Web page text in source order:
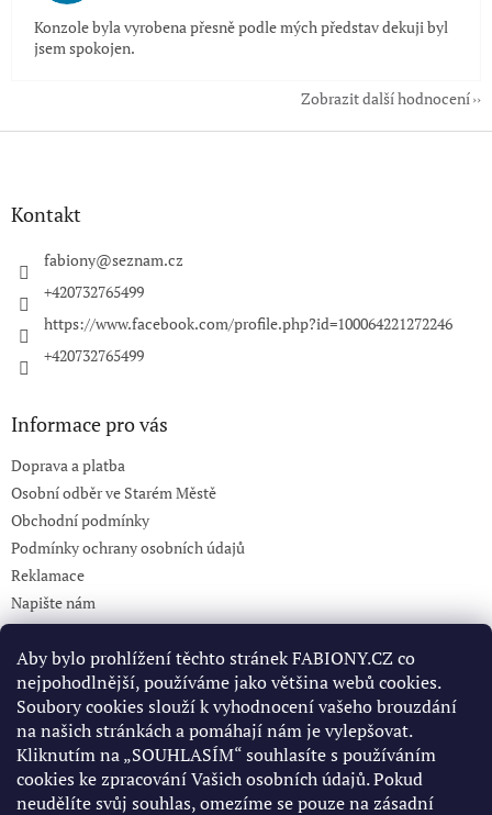
Aby bylo prohlížení těchto stránek FABIONY.CZ co
nejpohodlnější, používáme jako většina webů cookies.
Soubory cookies slouží k vyhodnocení vašeho brouzdání
na našich stránkách a pomáhají nám je vylepšovat.
Kliknutím na „SOUHLASÍM“ souhlasíte s používáním
cookies ke zpracování Vašich osobních údajů. Pokud
neudělíte svůj souhlas, omezíme se pouze na zásadní
Konzole byla vyrobena přesně podle mých představ dekuji byl
jsem spokojen.
Zobrazit další hodnocení
Z
Kontakt
fabiony@seznam.cz
+420732765499
https://www.facebook.com/profile.php?id=100064221272246
+420732765499
Informace pro vás
Doprava a platba
Osobní odběr ve Starém Městě
Obchodní podmínky
Podmínky ochrany osobních údajů
Reklamace
Napište nám
KONTAKT 732765499
Pinterest
Facebook